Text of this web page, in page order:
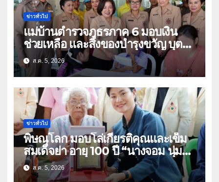
ข่าวทั่วไป
แม่บ้านตำรวจภูธรภาค 6 มอบเงิน
ช่วยเหลือ และสิ่งของบำรุงขวัญ บุตร-
ธิดา ข้าราชการตำรวจจังหวัด
อุทัยธานี
ส.ค. 5, 2026
ข่าวทั่วไป
พิษณุโลก มอบโล่เกียรติคุณและเข็ม
สมเด็จย่า อายุ 100 ปี “นางจอม นุ่ม
เนตร” ตำบลบ้านกร่าง อำเภอเมือง
ส.ค. 5, 2026